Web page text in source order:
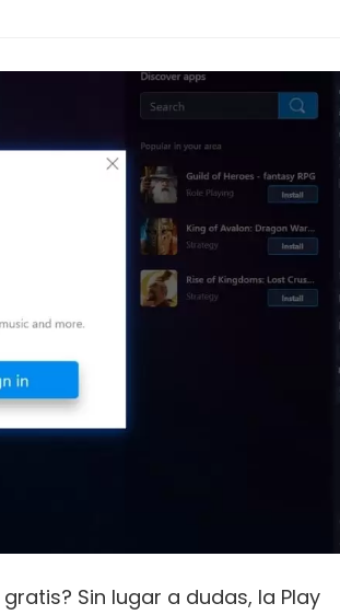
gratis? Sin lugar a dudas, la Play